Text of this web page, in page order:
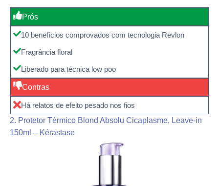
Prós
10 benefícios comprovados com tecnologia Revlon
Fragrância floral
Liberado para técnica low poo
Contras
Há relatos de efeito pesado nos fios
2. Protetor Térmico Blond Absolu Cicaplasme, Leave-in
150ml – Kérastase